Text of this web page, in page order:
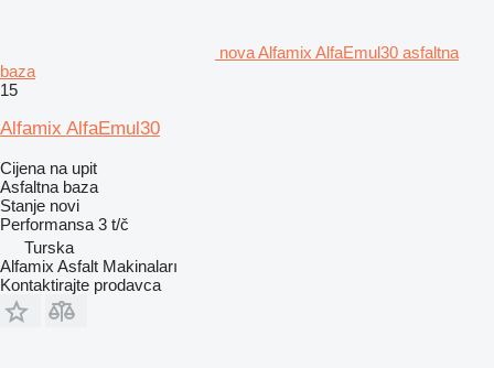
nova Alfamix AlfaEmul30 asfaltna
baza
15
Alfamix AlfaEmul30
Cijena na upit
Asfaltna baza
Stanje novi
Performansa 3 t/č
Turska
Alfamix Asfalt Makinaları
Kontaktirajte prodavca